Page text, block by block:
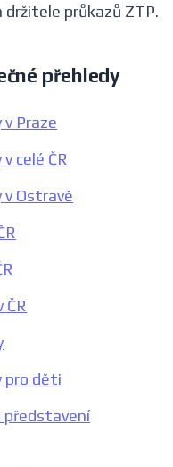
držitele průkazů ZTP.
přehledy
v Praze
celé ČR
v Ostravě
ČR
pro děti
představení